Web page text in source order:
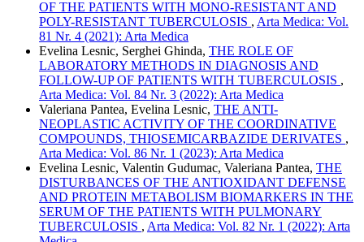
OF THE PATIENTS WITH MONO-RESISTANT AND
POLY-RESISTANT TUBERCULOSIS , Arta Medica: Vol.
81 Nr. 4 (2021): Arta Medica
Evelina Lesnic, Serghei Ghinda, THE ROLE OF
LABORATORY METHODS IN DIAGNOSIS AND
FOLLOW-UP OF PATIENTS WITH TUBERCULOSIS ,
Arta Medica: Vol. 84 Nr. 3 (2022): Arta Medica
Valeriana Pantea, Evelina Lesnic, THE ANTI-
NEOPLASTIC ACTIVITY OF THE COORDINATIVE
COMPOUNDS, THIOSEMICARBAZIDE DERIVATES ,
Arta Medica: Vol. 86 Nr. 1 (2023): Arta Medica
Evelina Lesnic, Valentin Gudumac, Valeriana Pantea, THE
DISTURBANCES OF THE ANTIOXIDANT DEFENSE
AND PROTEIN METABOLISM BIOMARKERS IN THE
SERUM OF THE PATIENTS WITH PULMONARY
TUBERCULOSIS , Arta Medica: Vol. 82 Nr. 1 (2022): Arta